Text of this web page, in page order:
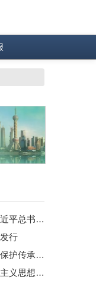
让中朝传统友谊之树更加根深叶茂——习近平总书记对朝鲜进行国事访问纪实
行
在习近平文化思想引领下文化和自然遗产保护传承利用工作开创新局面
伟大征程丨延安整风：一次深刻的马克思主义思想教育运动